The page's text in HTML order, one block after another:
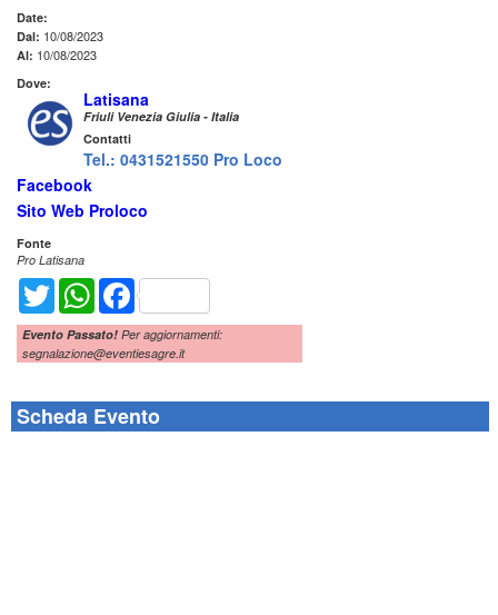
Date:
Dal: 10/08/2023
Al: 10/08/2023
Dove:
Latisana
Friuli Venezia Giulia - Italia
Contatti
Tel.: 0431521550 Pro Loco
Facebook
Sito Web Proloco
Fonte
Pro Latisana
Twitter WhatsAppFacebook
Evento Passato! Per aggiornamenti:
segnalazione@eventiesagre.it
Scheda Evento